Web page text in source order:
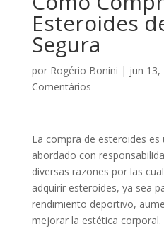
Esteroides
Segura
por Rogério Bonini | jun 13,
Comentários
La compra de esteroides
abordado con
diversas razones por las
adquirir esteroides, ya sea
rendimiento deportivo,
mejorar la estética corporal.